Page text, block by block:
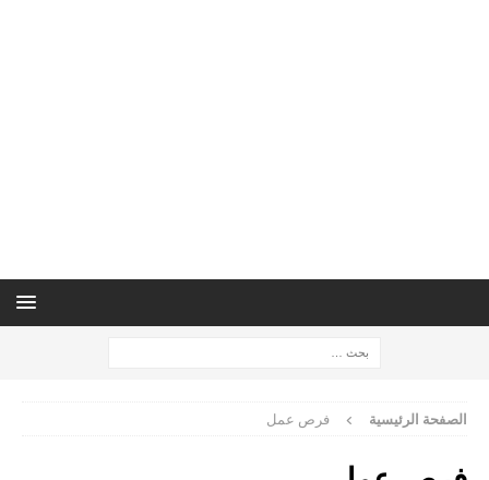
الصفحة الرئيسية فرص عمل